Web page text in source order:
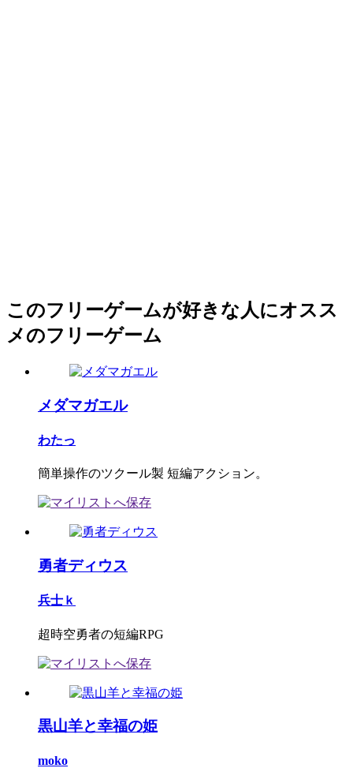
このフリーゲームが好きな人にオスス
メのフリーゲーム
メダマガエル
わたっ
簡単操作のツクール製 短編アクション。
勇者ディウス
兵士ｋ
超時空勇者の短編RPG
黒山羊と幸福の姫
moko